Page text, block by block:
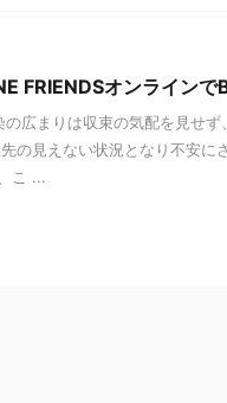
FRIENDSオンラインで
広まりは収束の気配を見せ
の見えない状況となり不安に
こ ...